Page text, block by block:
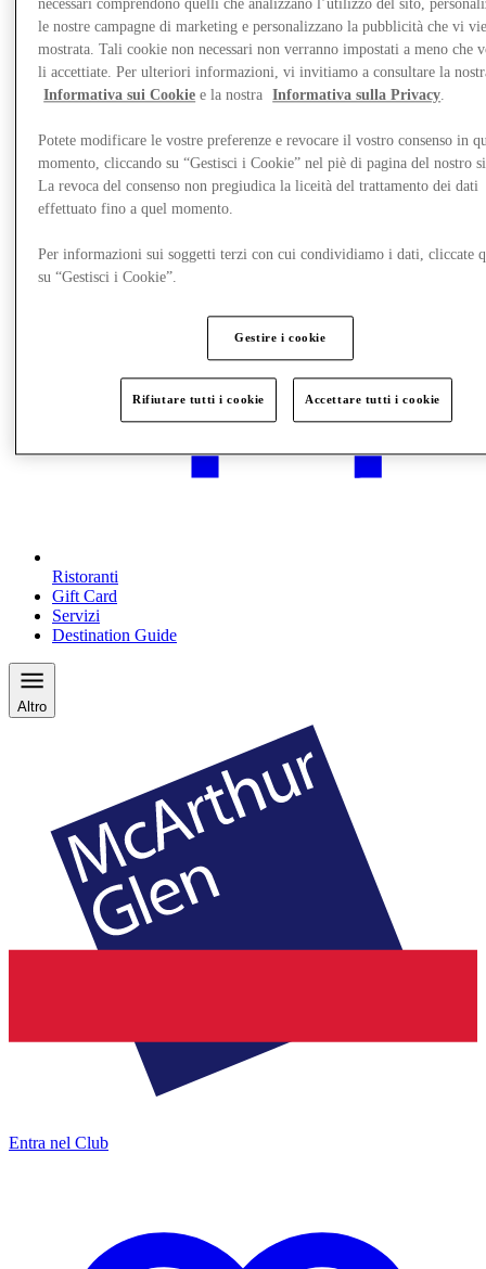
Ristoranti
Gift Card
Servizi
Destination Guide
Altro
Entra nel Club
necessari comprendono quelli che analizzano l’utilizzo del sito,
le nostre campagne di marketing e personalizzano la pubblicità che vi
mostrata. Tali cookie non necessari non verranno impostati a meno che
li accettiate. Per ulteriori informazioni, vi invitiamo a consultare la
Informativa sui Cookie e la nostra Informativa sulla Privacy.
Potete modificare le vostre preferenze e revocare il vostro consenso in
momento, cliccando su “Gestisci i Cookie” nel piè di pagina del nostro
La revoca del consenso non pregiudica la liceità del trattamento dei dati
effettuato fino a quel momento.
Per informazioni sui soggetti terzi con cui condividiamo i dati, cliccate
su “Gestisci i Cookie”.
Gestire i cookie
Rifiutare tutti i cookie Accettare tutti i cookie